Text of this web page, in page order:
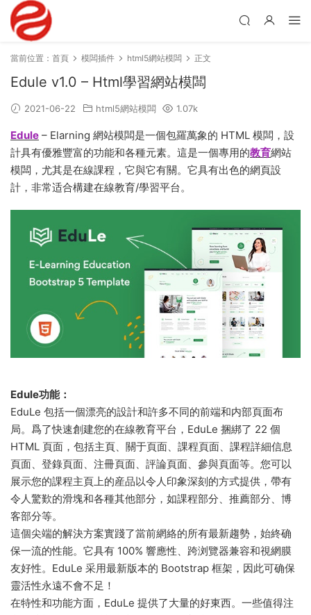
當前位置： 首頁 模闆插件 html5網站模闆 正文
Edule v1.0 – Html學習網站模闆
2021-06-22 html5網站模闆 1.07k
Edule – Elarning 網站模闆是一個包羅萬象的 HTML 模闆，設
計具有優雅豐富的功能和各種元素。這是一個專用的教育網站
模闆，尤其是在線課程，它與它有關。它具有出色的網頁設
計，非常适合構建在線教育/學習平台。
Edule功能：
EduLe 包括一個漂亮的設計和許多不同的前端和内部頁面布
局。爲了快速創建您的在線教育平台，EduLe 捆綁了 22 個
HTML 頁面，包括主頁、關于頁面、課程頁面、課程詳細信息
頁面、登錄頁面、注冊頁面、評論頁面、參與頁面等。您可以
展示您的課程主頁上的産品以令人印象深刻的方式提供，帶有
令人驚歎的滑塊和各種其他部分，如課程部分、推薦部分、博
客部分等。
這個尖端的解決方案實踐了當前網絡的所有最新趨勢，始終确
保一流的性能。它具有 100% 響應性、跨浏覽器兼容和視網膜
友好性。EduLe 采用最新版本的 Bootstrap 框架，因此可确保
靈活性永遠不會不足！
在特性和功能方面，EduLe 提供了大量的好東西。一些值得注